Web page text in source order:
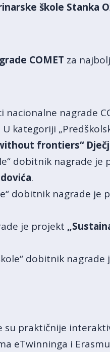
škole Stanka
COMET za
nagrade
kategoriji
frontiers“
dobitnik nagrade je
.
dobitnik nagrade je
je projekt
dobitnik nagrade
praktičnije
eTwinninga i